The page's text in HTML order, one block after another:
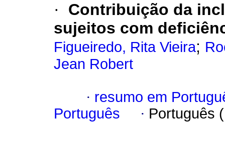
·
Contribuição da
sujeitos com
Figueiredo, Rita Vieira;
Jean Robert
· resumo em
Português
· Português